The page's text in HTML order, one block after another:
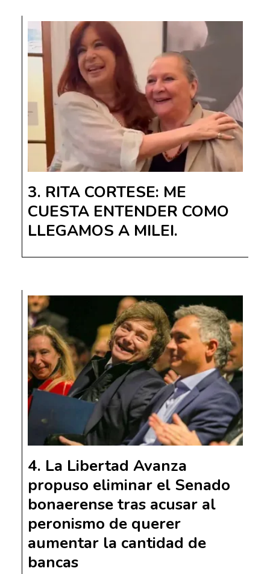
RITA CORTESE: ME
CUESTA ENTENDER COMO
LLEGAMOS A MILEI.
La Libertad Avanza
propuso eliminar el Senado
bonaerense tras acusar al
peronismo de querer
aumentar la cantidad de
bancas